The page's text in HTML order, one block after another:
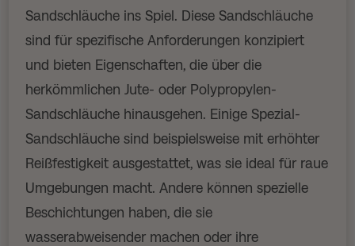
Sandschläuche ins Spiel. Diese Sandschläuche
sind für spezifische Anforderungen konzipiert
und bieten Eigenschaften, die über die
herkömmlichen Jute- oder Polypropylen-
Sandschläuche hinausgehen. Einige Spezial-
Sandschläuche sind beispielsweise mit erhöhter
Reißfestigkeit ausgestattet, was sie ideal für raue
Umgebungen macht. Andere können spezielle
Beschichtungen haben, die sie
wasserabweisender machen oder ihre